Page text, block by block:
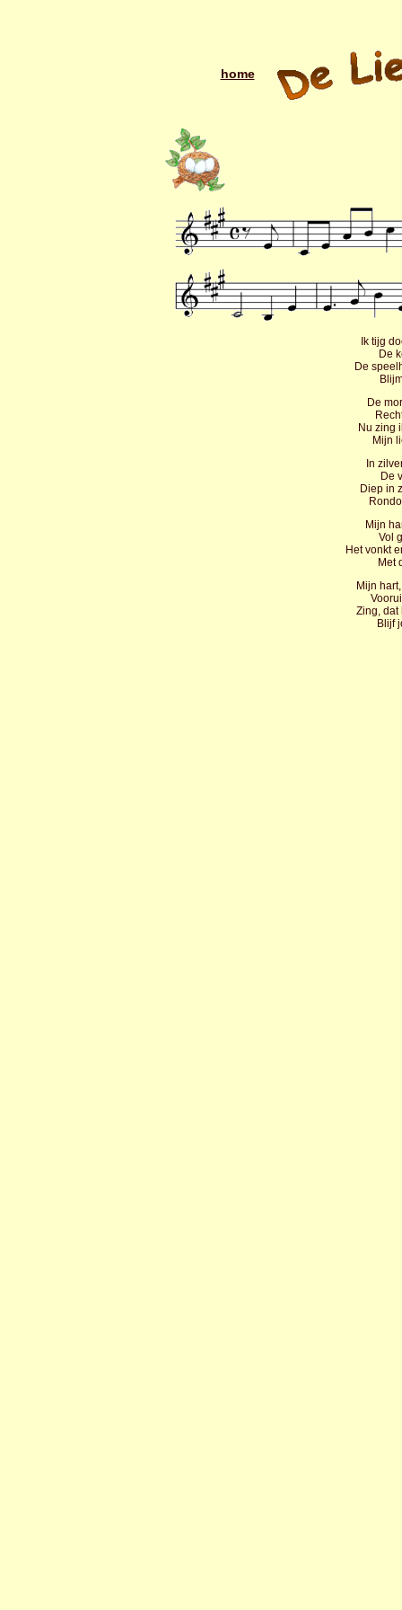
home
Ik tijg
De
De
De
Nu zing
Mijn
In
De
Diep in
Mijn
Vol
Het vonkt
Met
Mijn
Zing, dat
Blijf